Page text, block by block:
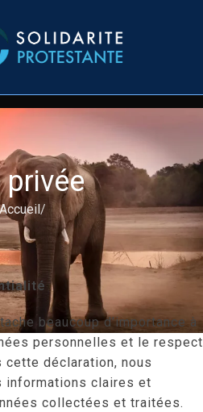
privée
Accueil
beaucoup d’importance à
personnelles et le respect
déclaration, nous
informations claires et
collectées et traitées.